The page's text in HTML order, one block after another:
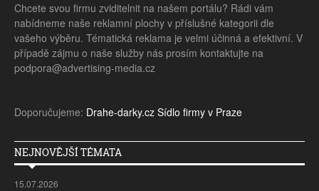
Chcete svou firmu zviditelnit na našem portálu? Rádi vám
nabídneme naše reklamní plochy v příslušné kategorii dle
vašeho výběru. Tématická reklama je velmi účinná a efektivní. V
případě zájmu o naše služby nás prosím kontaktujte na
podpora@advertising-media.cz
Doporučujeme: Drahe-darky.cz Sídlo firmy v Praze
NEJNOVĚJŠÍ TÉMATA
15.07.2026